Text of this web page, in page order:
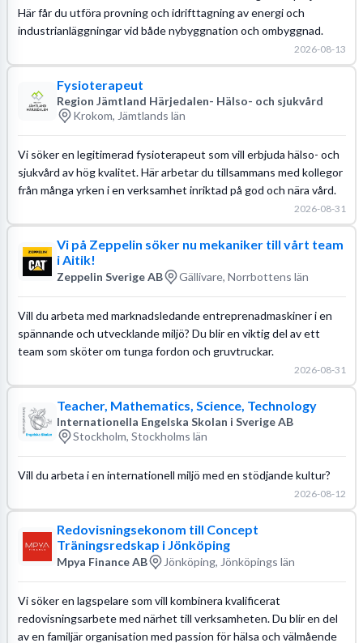
Här får du utföra provning och idrifttagning av energi och
industrianläggningar vid både nybyggnation och ombyggnad.
2026-08-13
Fysioterapeut
Region Jämtland Härjedalen- Hälso- och sjukvård
Krokom, Jämtlands län
Vi söker en legitimerad fysioterapeut som vill erbjuda hälso- och
sjukvård av hög kvalitet. Här arbetar du tillsammans med kollegor
från många yrken i en verksamhet inriktad på god och nära vård.
2026-08-31
Vi på Zeppelin söker nu mekaniker till vårt team
i Aitik!
Zeppelin Sverige AB Gällivare, Norrbottens län
Vill du arbeta med marknadsledande entreprenadmaskiner i en
spännande och utvecklande miljö? Du blir en viktig del av ett
team som sköter om tunga fordon och gruvtruckar.
2026-08-31
Teacher, Mathematics, Science, Technology
Internationella Engelska Skolan i Sverige AB
Stockholm, Stockholms län
Vill du arbeta i en internationell miljö med en stödjande kultur?
2026-08-12
Redovisningsekonom till Concept
Träningsredskap i Jönköping
Mpya Finance AB Jönköping, Jönköpings län
Vi söker en lagspelare som vill kombinera kvalificerat
redovisningsarbete med närhet till verksamheten. Du blir en del
av en familjär organisation med passion för hälsa och välmående